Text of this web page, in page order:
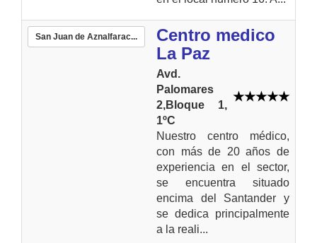
San Juan de Aznalfarac...
Centro medico
La Paz
Avd.
Palomares
2,Bloque 1,
1ºC
Nuestro centro médico,
con más de 20 años de
experiencia en el sector,
se encuentra situado
encima del Santander y
se dedica principalmente
a la reali...